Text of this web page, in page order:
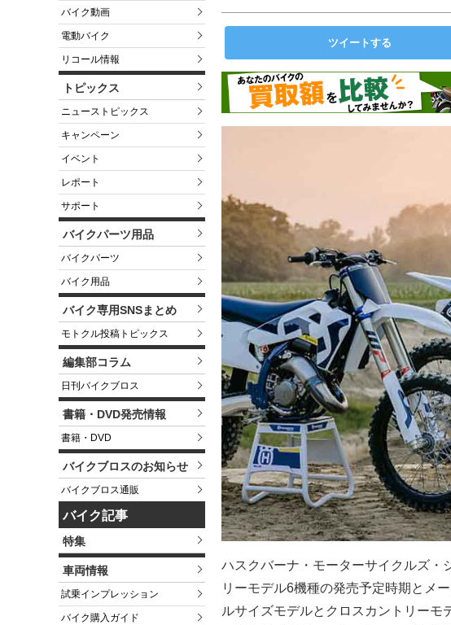
バイク動画
電動バイク
リコール情報
トピックス
ニューストピックス
キャンペーン
イベント
レポート
サポート
バイクパーツ用品
バイクパーツ
バイク用品
バイク専用SNSまとめ
モトクル投稿トピックス
編集部コラム
日刊バイクブロス
書籍・DVD発売情報
書籍・DVD
バイクブロスのお知らせ
バイクブロス通販
バイク記事
特集
車両情報
試乗インプレッション
バイク購入ガイド
ツイートする
ハスクバーナ・モーターサイクルズ・
リーモデル6機種の発売予定時期とメ
ルサイズモデルとクロスカントリーモ